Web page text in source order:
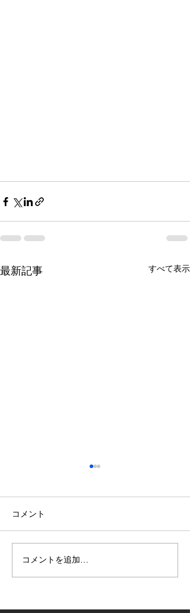
最新記事 すべて表示
【施工事例】木の温もり
溢れる新築住宅に「メト
コメント
コメントを追加…